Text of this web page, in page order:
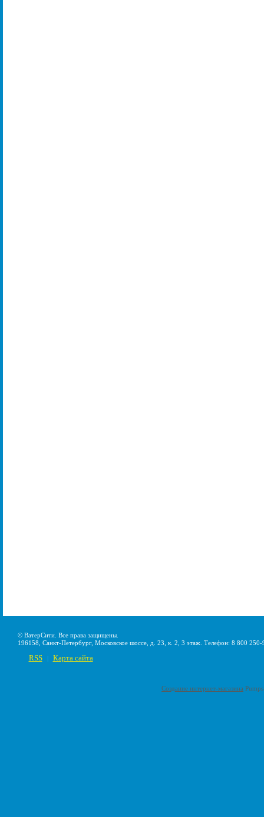
© ВатерСити. Все права защищены.
196158, Санкт-Петербург, Московское шоссе, д. 23, к. 2, 3 этаж. Телефон: 8 800
RSS Карта сайта
Создание интернет-магазина